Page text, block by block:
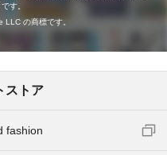
す。
の商標です。
ストア
fashion